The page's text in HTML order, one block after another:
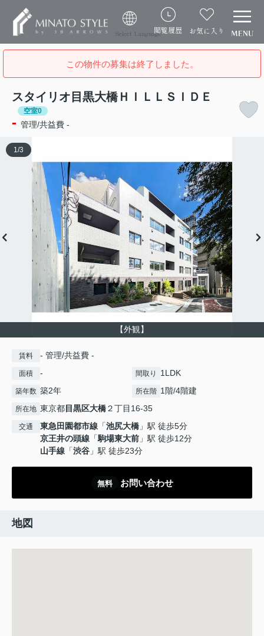
Select Language閲覧履歴 お気に入り
この物件の募集は終了しました。
スタイリオ目黒大橋ＨＩＬＬＳＩＤＥ
空室0
- 管理/共益費 -
【外観】
1/3
賃料 - 管理/共益費 -
面積 - 間取り 1LDK
築年数 築2年 所在階 1階/4階建
所在地 東京都目黒区大橋２丁目16-35
交通 東急田園都市線 「池尻大橋 」駅 徒歩5分
京王井の頭線 「駒場東大前 」駅 徒歩12分
山手線 「渋谷 」駅 徒歩23分
無料 お問い合わせ
地図